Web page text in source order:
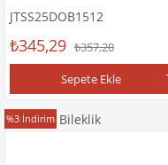
JTSS25DOB1512
₺345,29 ₺357,20
Sepete Ekle
Doğaltaş Bileklik
%3 İndirim